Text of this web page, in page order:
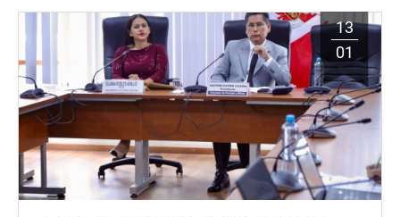
13
01